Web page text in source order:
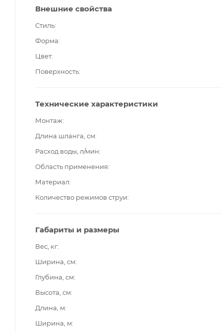
Внешние свойства
Стиль
Форма
Цвет
Поверхность
Технические характеристики
Монтаж
Длина шланга, см
Расход воды, л/мин
Область применения
Материал
Количество режимов струи
Габариты и размеры
Вес, кг
Ширина, см
Глубина, см
Высота, см
Длина, м
Ширина, м